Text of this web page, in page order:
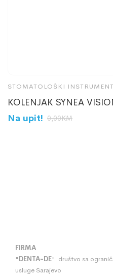
STOMATOLOŠKI
KOLENJAK SYNEA
Na upit! 0,00KM
FIRMA
"DENTA-DE" društvo sa
usluge Sarajevo